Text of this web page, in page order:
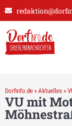
Dorfinfo.de » Aktuelles »
VU mit